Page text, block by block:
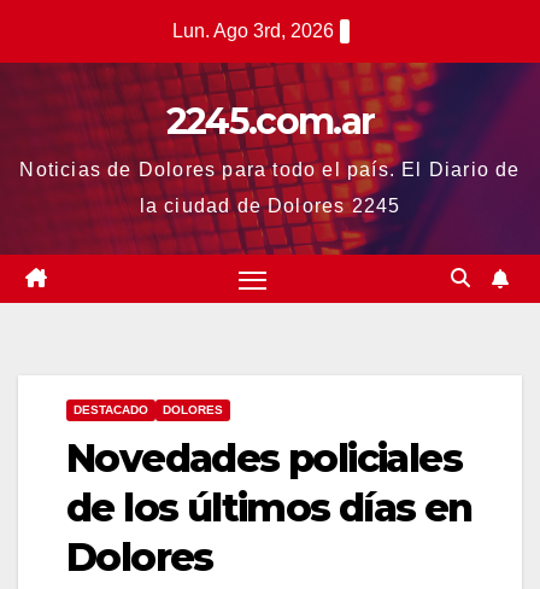
Lun. Ago 3rd, 2026
2245.com.ar
Noticias de Dolores para todo el país. El Diario de
la ciudad de Dolores 2245
DESTACADO DOLORES
Novedades policiales
de los últimos días en
Dolores